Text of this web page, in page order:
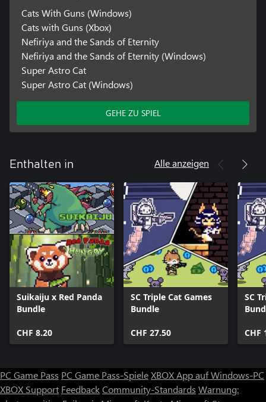
Cats With Guns (Windows)
Cats with Guns (Xbox)
Nefiriya and the Sands of Eternity
Nefiriya and the Sands of Eternity (Windows)
Super Astro Cat
Super Astro Cat (Windows)
GEHE ZU SPIEL
Enthalten in Alle anzeigen
Suikaiju x Red Panda
Bundle
CHF 8.20
SC Triple Cat Games
Bundle
CHF 27.50
SC
CHF
PC Game Pass PC Game Pass-SpieleXBOX App auf Windows-PC
XBOX Support FeedbackCommunity-Standards Warnung: